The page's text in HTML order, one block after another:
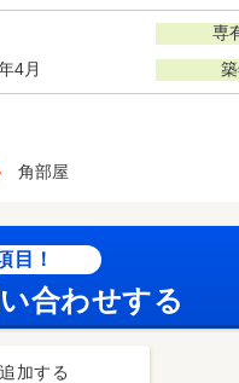
専
4月
角部屋
目！
合わせする
加する